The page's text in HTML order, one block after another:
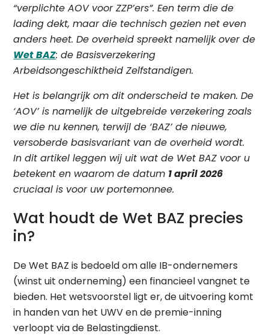
“verplichte AOV voor ZZP’ers”. Een term die de
lading dekt, maar die technisch gezien net even
anders heet. De overheid spreekt namelijk over de
Wet BAZ: de Basisverzekering
Arbeidsongeschiktheid Zelfstandigen.
Het is belangrijk om dit onderscheid te maken. De
‘AOV’ is namelijk de uitgebreide verzekering zoals
we die nu kennen, terwijl de ‘BAZ’ de nieuwe,
versoberde basisvariant van de overheid wordt.
In dit artikel leggen wij uit wat de Wet BAZ voor u
betekent en waarom de datum 1 april 2026
cruciaal is voor uw portemonnee.
Wat houdt de Wet BAZ precies
in?
De Wet BAZ is bedoeld om alle IB-ondernemers
(winst uit onderneming) een financieel vangnet te
bieden. Het wetsvoorstel ligt er, de uitvoering komt
in handen van het UWV en de premie-inning
verloopt via de Belastingdienst.